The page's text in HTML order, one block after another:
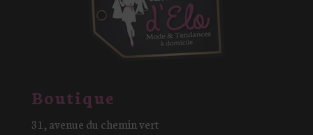
Boutique
31, avenue du chemin vert